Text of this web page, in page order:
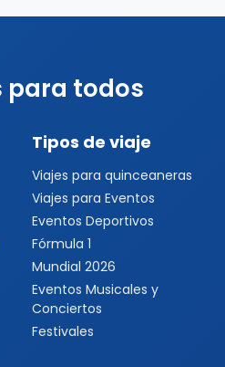
para todos
Tipos de viaje
Viajes para quinceaneras
Viajes para Eventos
Eventos Deportivos
Fórmula 1
Mundial 2026
Eventos Musicales y
Conciertos
Festivales